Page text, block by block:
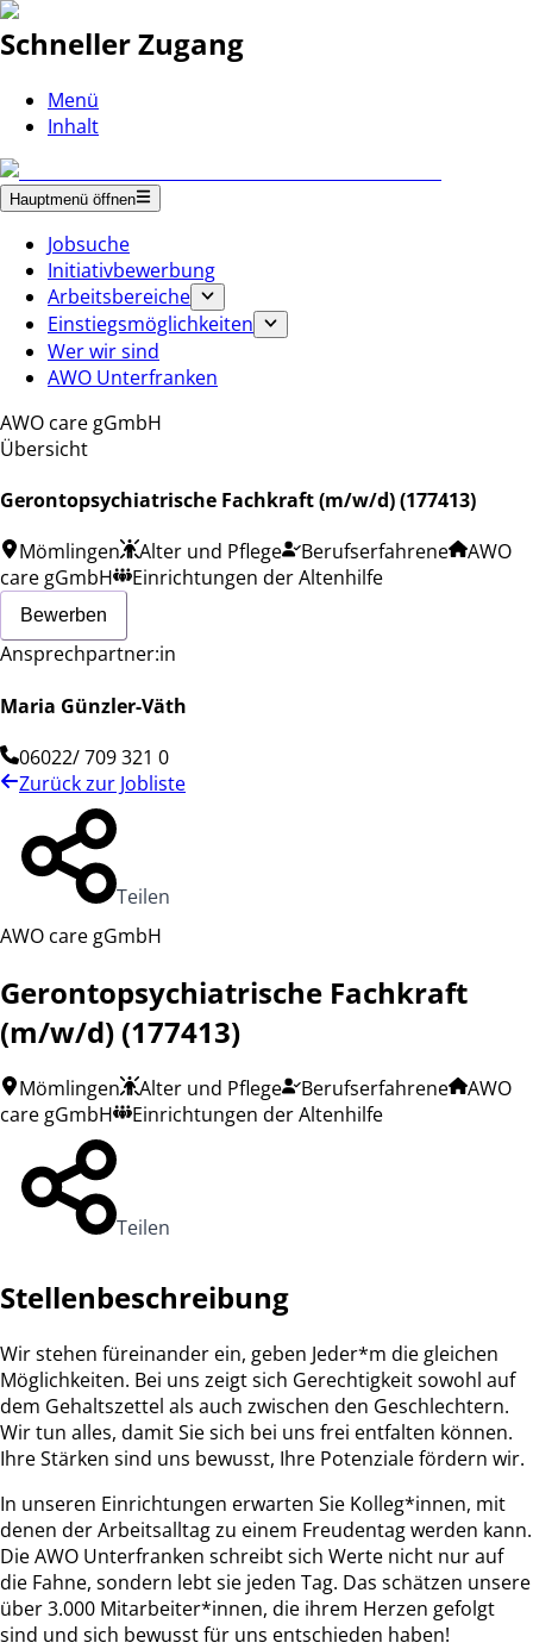
Schneller Zugang
Menü
Inhalt
Hauptmenü öffnen
Jobsuche
Initiativbewerbung
Arbeitsbereiche
Einstiegsmöglichkeiten
Wer wir sind
AWO Unterfranken
AWO care gGmbH
Übersicht
Gerontopsychiatrische Fachkraft (m/w/d) (177413)
Mömlingen
Alter und Pflege Berufserfahrene
AWO
care gGmbH
Einrichtungen der Altenhilfe
Bewerben
Ansprechpartner:in
Maria Günzler-Väth
06022/ 709 321 0
Zurück zur Jobliste
Teilen
AWO care gGmbH
Gerontopsychiatrische Fachkraft
(m/w/d) (177413)
Mömlingen Alter und Pflege Berufserfahrene
AWO
care gGmbH
Einrichtungen der Altenhilfe
Teilen
Stellenbeschreibung
Wir stehen füreinander ein, geben Jeder*m die gleichen
Möglichkeiten. Bei uns zeigt sich Gerechtigkeit sowohl auf
dem Gehaltszettel als auch zwischen den Geschlechtern.
Wir tun alles, damit Sie sich bei uns frei entfalten können.
Ihre Stärken sind uns bewusst, Ihre Potenziale fördern wir.
In unseren Einrichtungen erwarten Sie Kolleg*innen, mit
denen der Arbeitsalltag zu einem Freudentag werden kann.
Die AWO Unterfranken schreibt sich Werte nicht nur auf
die Fahne, sondern lebt sie jeden Tag. Das schätzen unsere
über 3.000 Mitarbeiter*innen, die ihrem Herzen gefolgt
sind und sich bewusst für uns entschieden haben!